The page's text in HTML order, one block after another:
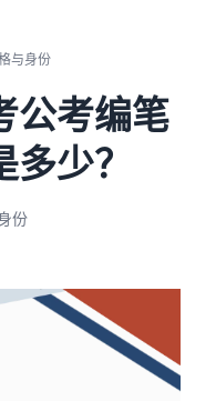
与身份
公考编笔
少？
份